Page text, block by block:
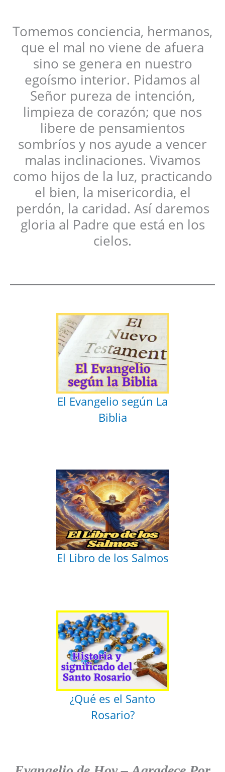
Tomemos conciencia, hermanos,
que el mal no viene de afuera
sino se genera en nuestro
egoísmo interior. Pidamos al
Señor pureza de intención,
limpieza de corazón; que nos
libere de pensamientos
sombríos y nos ayude a vencer
malas inclinaciones. Vivamos
como hijos de la luz, practicando
el bien, la misericordia, el
perdón, la caridad. Así daremos
gloria al Padre que está en los
cielos.
El Evangelio según La
Biblia
El Libro de los Salmos
¿Qué es el Santo
Rosario?